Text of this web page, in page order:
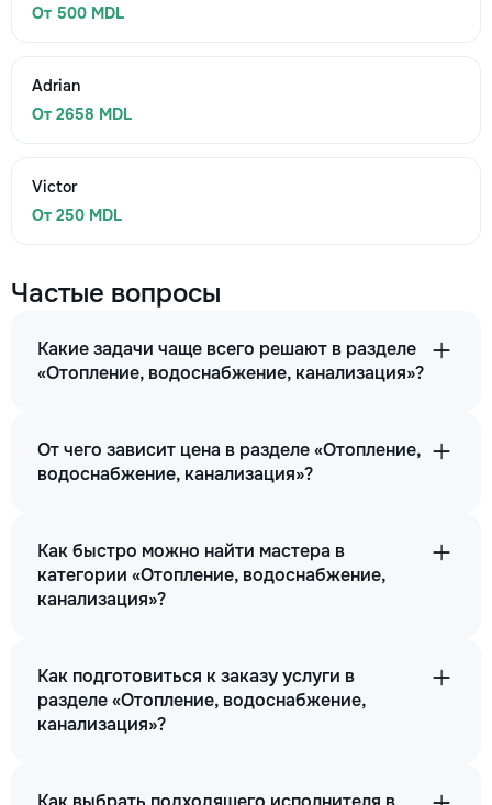
От 500 MDL
Adrian
От 2658 MDL
Victor
От 250 MDL
Частые вопросы
Какие задачи чаще всего решают в разделе
«Отопление, водоснабжение, канализация»?
От чего зависит цена в разделе «Отопление,
водоснабжение, канализация»?
Как быстро можно найти мастера в
категории «Отопление, водоснабжение,
канализация»?
Как подготовиться к заказу услуги в
разделе «Отопление, водоснабжение,
канализация»?